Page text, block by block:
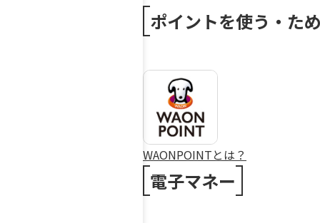
ポイントを使う・た
WAONPOINTとは？
電子マネー